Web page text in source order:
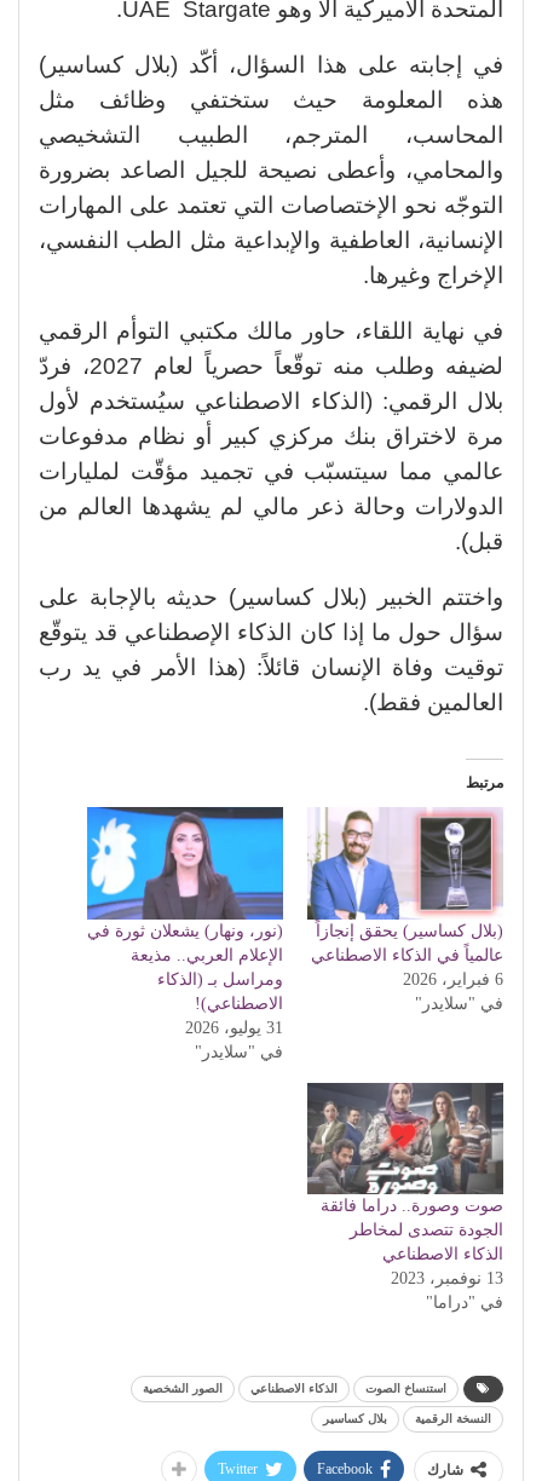
المتحدة الأميركية ألا وهو UAE Stargate.
في إجابته على هذا السؤال، أكّد (بلال كساسير)
هذه المعلومة حيث ستختفي وظائف مثل
المحاسب، المترجم، الطبيب التشخيصي
والمحامي، وأعطى نصيحة للجيل الصاعد بضرورة
التوجّه نحو الإختصاصات التي تعتمد على المهارات
الإنسانية، العاطفية والإبداعية مثل الطب النفسي،
الإخراج وغيرها.
في نهاية اللقاء، حاور مالك مكتبي التوأم الرقمي
لضيفه وطلب منه توقّعاً حصرياً لعام 2027، فردّ
بلال الرقمي: (الذكاء الاصطناعي سيُستخدم لأول
مرة لاختراق بنك مركزي كبير أو نظام مدفوعات
عالمي مما سيتسبّب في تجميد مؤقّت لمليارات
الدولارات وحالة ذعر مالي لم يشهدها العالم من
قبل).
واختتم الخبير (بلال كساسير) حديثه بالإجابة على
سؤال حول ما إذا كان الذكاء الإصطناعي قد يتوقّع
توقيت وفاة الإنسان قائلاً: (هذا الأمر في يد رب
العالمين فقط).
مرتبط
(بلال كساسير) يحقق إنجازاً
عالمياً في الذكاء الاصطناعي
6 فبراير، 2026
في "سلايدر"
(نور، ونهار) يشعلان ثورة في
الإعلام العربي.. مذيعة
ومراسل بـ (الذكاء
الاصطناعي)!
31 يوليو، 2026
في "سلايدر"
صوت وصورة.. دراما فائقة
الجودة تتصدى لمخاطر
الذكاء الاصطناعي
13 نوفمبر، 2023
في "دراما"
استنساخ الصوت الذكاء الاصطناعي الصور الشخصية
النسخة الرقمية بلال كساسير
شارك Facebook
Twitter